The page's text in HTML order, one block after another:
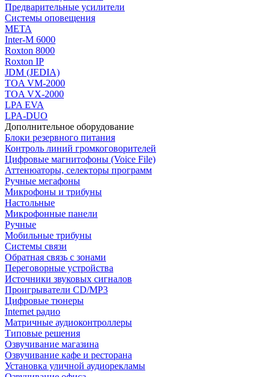
Предварительные усилители
Системы оповещения
МЕТА
Inter-M 6000
Roxton 8000
Roxton IP
JDM (JEDIA)
TOA VM-2000
TOA VX-2000
LPA EVA
LPA-DUO
Дополнительное оборудование
Блоки резервного питания
Контроль линий громкоговорителей
Цифровые магнитофоны (Voice File)
Аттенюаторы, селекторы программ
Ручные мегафоны
Микрофоны и трибуны
Настольные
Микрофонные панели
Ручные
Мобильные трибуны
Системы связи
Обратная связь с зонами
Переговорные устройства
Источники звуковых сигналов
Проигрыватели CD/MP3
Цифровые тюнеры
Internet радио
Матричные аудиоконтроллеры
Типовые решения
Озвучивание магазина
Озвучивание кафе и ресторана
Установка уличной аудиорекламы